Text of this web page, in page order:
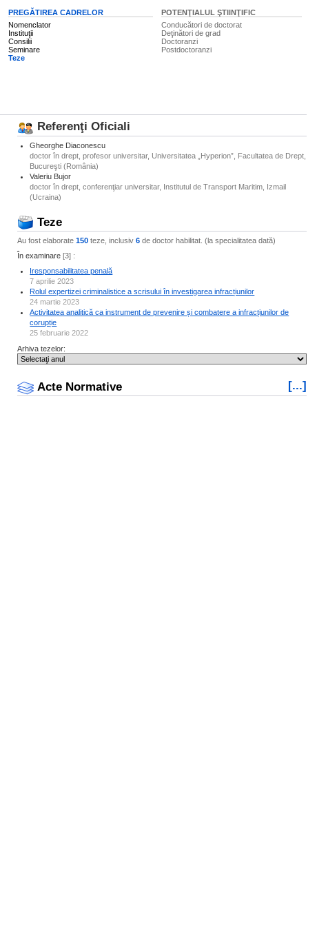
PREGĂTIREA CADRELOR
Nomenclator
Instituţii
Consilii
Seminare
Teze
POTENŢIALUL ŞTIINŢIFIC
Conducători de doctorat
Deţinători de grad
Doctoranzi
Postdoctoranzi
Referenţi Oficiali
Gheorghe Diaconescu
doctor în drept, profesor universitar, Universitatea „Hyperion”, Facultatea de Drept,
Bucureşti (România)
Valeriu Bujor
doctor în drept, conferenţiar universitar, Institutul de Transport Maritim, Izmail
(Ucraina)
Teze
Au fost elaborate 150teze, inclusiv 6de doctor habilitat. (la specialitatea dată)
În examinare [3] :
Iresponsabilitatea penală
7 aprilie 2023
Rolul expertizei criminalistice a scrisului în investigarea infracțiunilor
24 martie 2023
Activitatea analitică ca instrument de prevenire și combatere a infracțiunilor de
corupție
25 februarie 2022
Arhiva tezelor:
[...]
Acte Normative